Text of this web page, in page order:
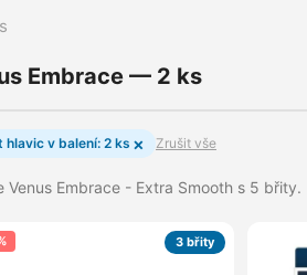
Embrace — 2 ks
hlavic v balení: 2 ks × Zrušit vše
Venus Embrace - Extra Smooth s 5 břity.
3 břity